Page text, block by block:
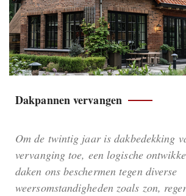
Dakpannen vervangen
Om de twintig jaar is dakbedekking
vervanging toe, een logische
daken ons beschermen tegen diverse
weersomstandigheden zoals zon,